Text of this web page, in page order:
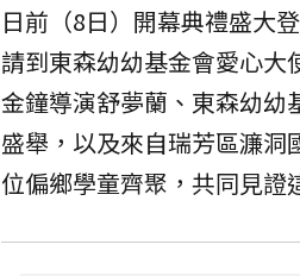
日前（8日）開幕典禮盛大
請到東森幼幼基金會愛心大
金鐘導演舒夢蘭、東森幼幼
盛舉，以及來自瑞芳區濂
位偏鄉學童齊聚，共同見證